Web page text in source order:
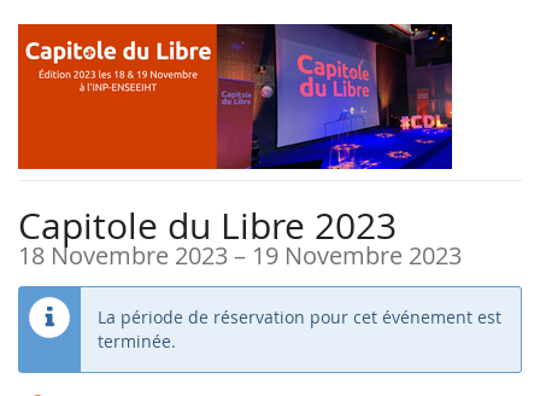
Aller sur
la page
principale
Capitole du Libre 2023
18 Novembre 2023–jusqu’à
19 Novembre 2023
La période de réservation pour cet événement est
terminée.